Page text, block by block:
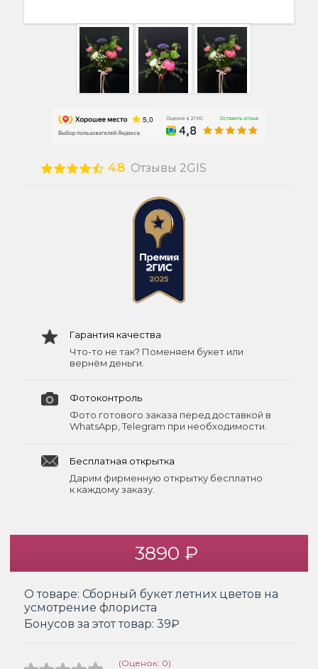
4.8 Отзывы 2GIS
Гарантия качества
Что-то не так? Поменяем букет или
вернём деньги.
Фотоконтроль
Фото готового заказа перед доставкой в
WhatsApp, Telegram при необходимости.
Бесплатная открытка
Дарим фирменную открытку бесплатно
к каждому заказу.
3890 ₽
О товаре: Сборный букет летних цветов на
усмотрение флориста
Бонусов за этот товар: 39₽
(Оценок: 0)